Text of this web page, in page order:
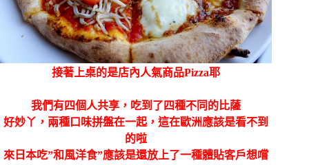
接著上桌的是店內人氣商品Pizza耶
我們有四個人共享，吃到了四種不同的比薩
好妙丫，兩種口味拼盤在一起，這在歐洲應該是看不到
的啦
來日本吃”和風洋食”應該是還放上了一種體貼客戶想嚐